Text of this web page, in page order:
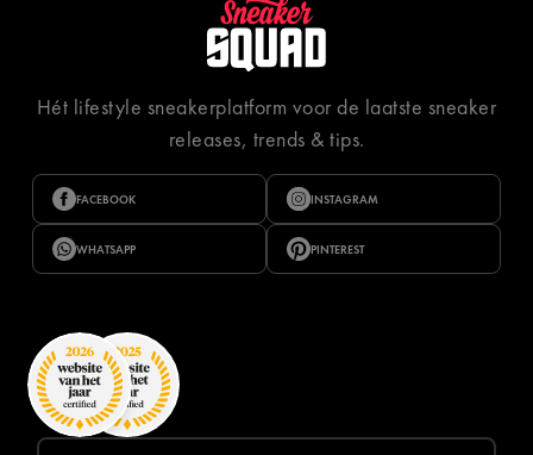
Hét lifestyle sneakerplatform voor de laatste sneaker
releases, trends & tips.
FACEBOOK INSTAGRAM
WHATSAPP PINTEREST